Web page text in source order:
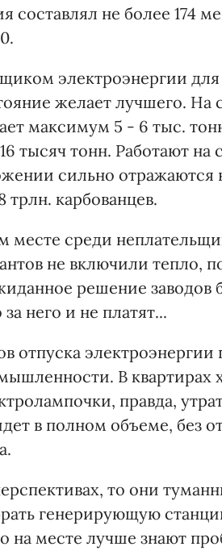
составлял не более 174
электроэнергии
желает лучшего. На
максимум 5 - 6 тыс.
тысяч тонн. Работают на
сильно отражаются
трлн. карбованцев.
месте среди
не включили тепло,
решение заводов
него и не платят...
отпуска электроэнергии
В квартирах
правда,
в полном объеме, без
то они
генерирующую
на месте лучше знают